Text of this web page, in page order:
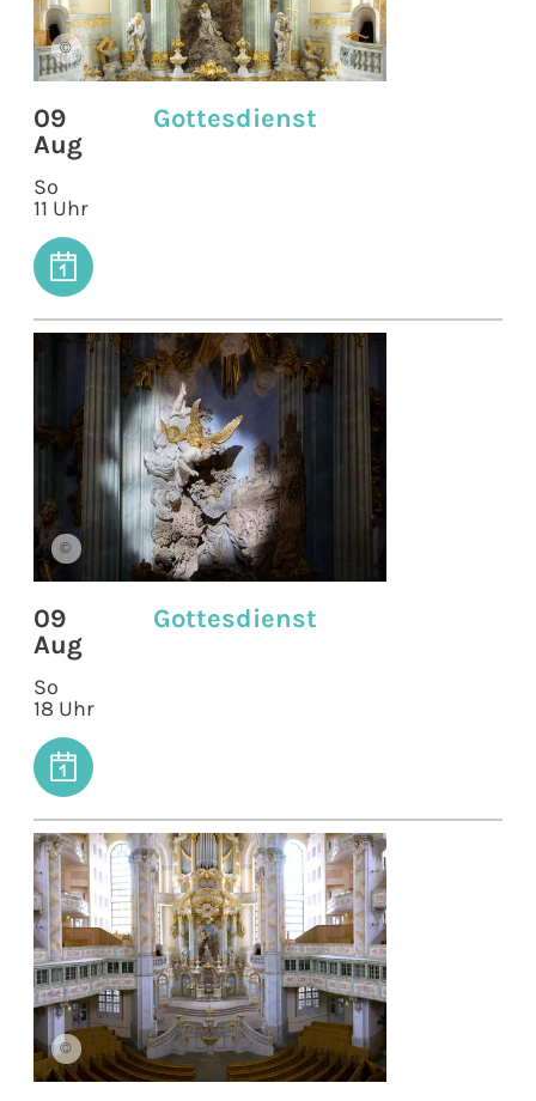
©
09
Aug
So
11 Uhr
Gottesdienst
©
09
Aug
So
18 Uhr
Gottesdienst
©